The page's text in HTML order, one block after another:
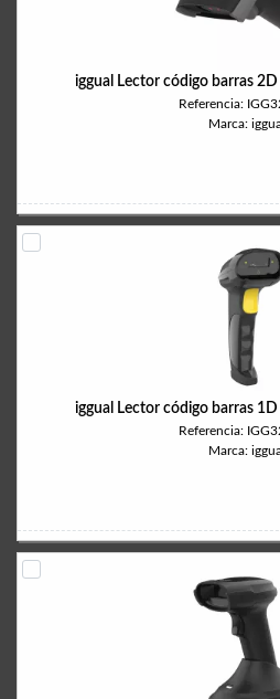
iggual Lector código barras
Referencia:
Marca:
iggual Lector código barras
Referencia:
Marca: